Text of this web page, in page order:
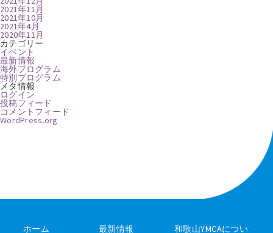
2021年11月
2021年10月
2021年4月
2020年11月
カテゴリー
イベント
最新情報
海外プログラム
特別プログラム
メタ情報
ログイン
投稿フィード
コメントフィード
WordPress.org
ホーム 最新情報 和歌山YMCAについ